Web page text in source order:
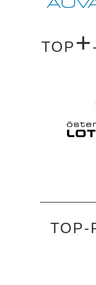
TOP+
TOP-